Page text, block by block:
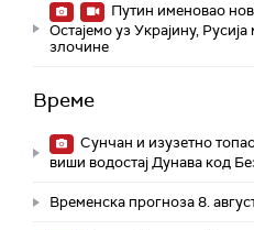
Путин именовао
Остајемо уз Украјину,
злочине
Време
Сунчан и изузетно
виши водостај Дунава код
Временска прогноза 8.